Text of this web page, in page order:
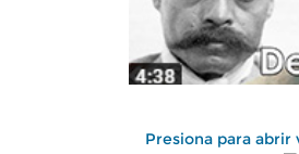
Presiona para